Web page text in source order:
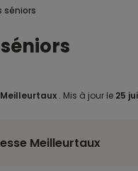
séniors
. Mis à jour le 25
Meilleurtaux